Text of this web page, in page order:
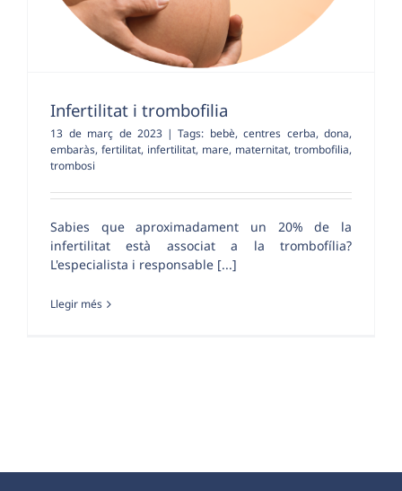
Infertilitat i trombofilia
13 de març de 2023 | Tags: bebè, centres cerba, dona,
embaràs, fertilitat, infertilitat, mare, maternitat, trombofilia,
trombosi
Sabies que aproximadament un 20% de la
infertilitat està associat a la trombofília?
L'especialista i responsable [...]
Llegir més